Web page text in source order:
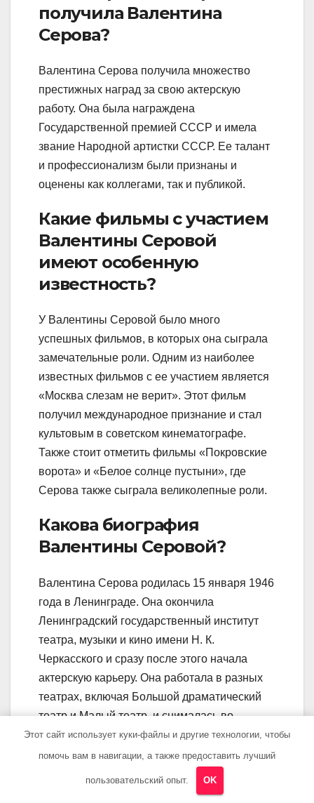
получила Валентина
Серова?
Валентина Серова получила множество
престижных наград за свою актерскую
работу. Она была награждена
Государственной премией СССР и имела
звание Народной артистки СССР. Ее талант
и профессионализм были признаны и
оценены как коллегами, так и публикой.
Какие фильмы с участием
Валентины Серовой
имеют особенную
известность?
У Валентины Серовой было много
успешных фильмов, в которых она сыграла
замечательные роли. Одним из наиболее
известных фильмов с ее участием является
«Москва слезам не верит». Этот фильм
получил международное признание и стал
культовым в советском кинематографе.
Также стоит отметить фильмы «Покровские
ворота» и «Белое солнце пустыни», где
Серова также сыграла великолепные роли.
Какова биография
Валентины Серовой?
Валентина Серова родилась 15 января 1946
года в Ленинграде. Она окончила
Ленинградский государственный институт
театра, музыки и кино имени Н. К.
Черкасского и сразу после этого начала
актерскую карьеру. Она работала в разных
театрах, включая Большой драматический
театр и Малый театр, и снималась во
множестве успешных фильмов. Она
считалась одной из наиболее талантливых
актрис своего времени и имела огромную
Этот сайт использует куки-файлы и другие технологии, чтобы
помочь вам в навигации, а также предоставить лучший
пользовательский опыт. OK